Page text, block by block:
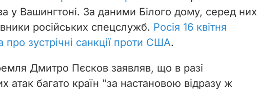
у Вашингтоні. За даними Білого дому, серед них
російських спецслужб. Росія 16 квітня
про зустрічні санкції проти США.
Дмитро Пєсков заявляв, що в разі
атак багато країн "за настановою відразу ж